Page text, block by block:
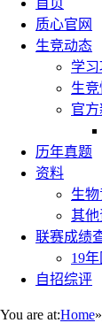
首页
质心官网
生竞动态
学
生
官方
历年真题
资料
生
其
联赛成绩
19
自招综评
You are at:Home»